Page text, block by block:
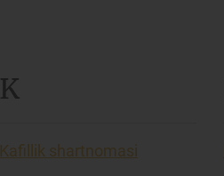
K
Kafillik shartnomasi